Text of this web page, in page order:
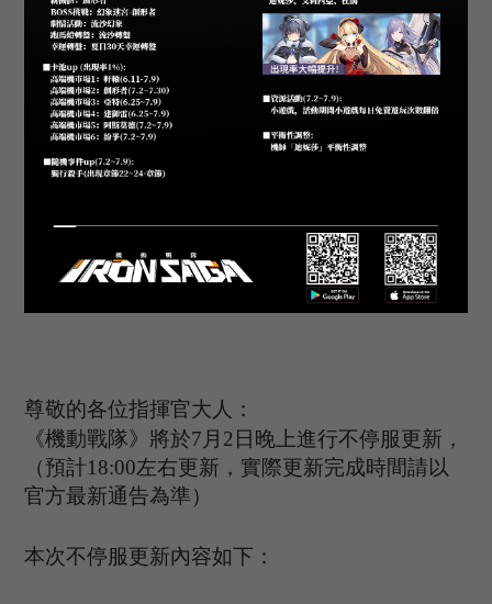
尊敬的各位指揮官大人：
《機動戰隊》將於7 月 2日晚上進行不停服更新，
（預計1 8:00左右更新，實際更新完成時間請以
官方最新通告為準）
本次不停服更新內容如下：